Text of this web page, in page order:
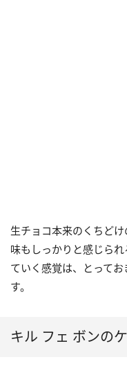
生チョコ本来のくちど
味もしっかりと感じら
ていく感覚は、とって
す。
キル フェ ボンの